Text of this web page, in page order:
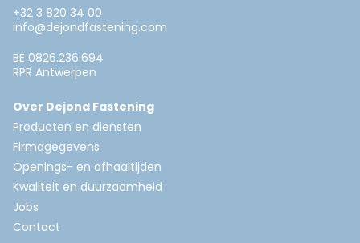
+32 3 820 34 00
info@dejondfastening.com
BE 0826.236.694
RPR Antwerpen
Over Dejond Fastening
Producten en diensten
Firmagegevens
Openings- en afhaaltijden
Kwaliteit en duurzaamheid
Jobs
Contact